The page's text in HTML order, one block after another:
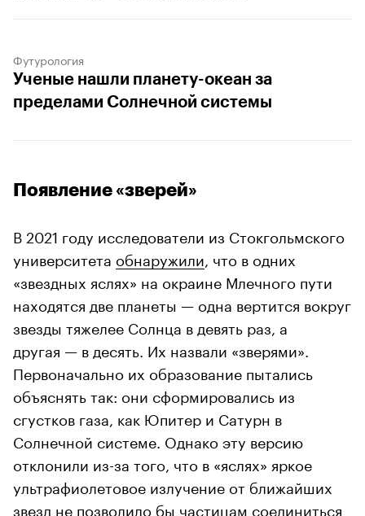
Футурология
Ученые нашли планету-океан за
пределами Солнечной системы
Появление «зверей»
В 2021 году исследователи из Стокгольмского
университета обнаружили , что в одних
«звездных яслях» на окраине Млечного пути
находятся две планеты — одна вертится вокруг
звезды тяжелее Солнца в девять раз, а
другая — в десять. Их назвали «зверями».
Первоначально их образование пытались
объяснять так: они сформировались из
сгустков газа, как Юпитер и Сатурн в
Солнечной системе. Однако эту версию
отклонили из-за того, что в «яслях» яркое
ультрафиолетовое излучение от ближайших
звезд не позволило бы частицам соединиться